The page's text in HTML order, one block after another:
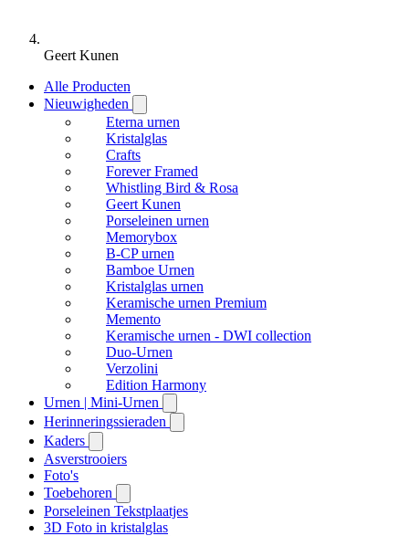
Geert Kunen
Alle Producten
Nieuwigheden
Eterna urnen
Kristalglas
Crafts
Forever Framed
Whistling Bird & Rosa
Geert Kunen
Porseleinen urnen
Memorybox
B-CP urnen
Bamboe Urnen
Kristalglas urnen
Keramische urnen Premium
Memento
Keramische urnen - DWI collection
Duo-Urnen
Verzolini
Edition Harmony
Urnen | Mini-Urnen
Herinneringssieraden
Kaders
Asverstrooiers
Foto's
Toebehoren
Porseleinen Tekstplaatjes
3D Foto in kristalglas